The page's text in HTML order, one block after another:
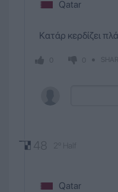
Qatar
Κατάρ κερδίζει
SHARE
48 2º Half
Qatar